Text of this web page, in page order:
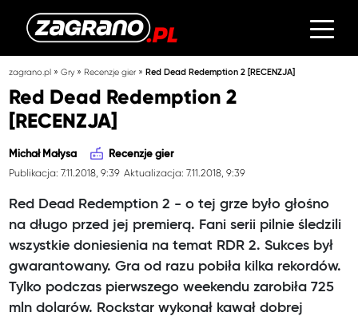
zagrano.pl »Gry» Recenzje gier »Red Dead Redemption 2 [RECENZJA]
Red Dead Redemption 2
[RECENZJA]
Michał Małysa Recenzje gier
Publikacja: 7.11.2018, 9:39 Aktualizacja: 7.11.2018, 9:39
Red Dead Redemption 2 - o tej grze było głośno
na długo przed jej premierą. Fani serii pilnie śledzili
wszystkie doniesienia na temat RDR 2. Sukces był
gwarantowany. Gra od razu pobiła kilka rekordów.
Tylko podczas pierwszego weekendu zarobiła 725
mln dolarów. Rockstar wykonał kawał dobrej